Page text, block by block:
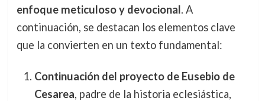
enfoque meticuloso y devocional. A
continuación, se destacan los elementos clave
que la convierten en un texto fundamental:
Continuación del proyecto de Eusebio de
Cesarea, padre de la historia eclesiástica,